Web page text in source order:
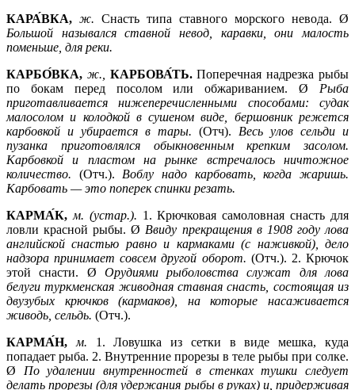
КАРА́ВКА, ж. Снасть типа ставного морского невода. Ø
Большой назывался ставной невод, каравки, они малость
поменьше, для реки.
КАРБО́ВКА, ж., КАРБОВА́ТЬ.Поперечная надрезка рыбы
по бокам перед посолом или обжариванием. Ø Рыба
приготавливается нижеперечисленными способами: судак
малосолом и колодкой в сушеном виде, бершовник режется
карбовкой и убирается в тары. (Отч). Весь улов сельди и
пузанка приготовлялся обыкновенным крепким засолом.
Карбовкой и пластом на рынке встречалось ничтожное
количество. (Отч.). Воблу надо карбовать, когда жаришь.
Карбовать — это поперек спинки резать.
КАРМА́К, м. (устар.). 1. Крючковая самоловная снасть для
ловли красной рыбы. Ø Ввиду прекращения в 1908 году лова
английской снастью равно и кармаками (с наживкой), дело
надзора принимает совсем другой оборот. (Отч.). 2. Крючок
этой снасти. Ø Орудиями рыболовства служат для лова
белуги туркменская живодная ставная снасть, состоящая из
двузубых крючков (кармаков), на которые насаживается
живодь, сельдь. (Отч.).
КАРМА́Н, м. 1.
Ловушка из сетки в виде мешка, куда
попадает рыба. 2. Внутренние прорезы в теле рыбы при солке.
Ø По удалении внутренностей в стенках тушки следует
делать прорезы (для удержания рыбы в руках) и, придерживая